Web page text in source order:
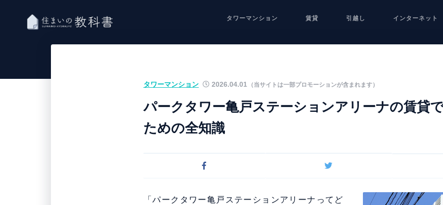
タワーマンション 賃貸 引越し インターネット
（当サイトは一部プロモーションが含まれます）
タワーマンション 2026.04.01
パークタワー亀戸ステーションアリーナの賃貸
ための全知識
「パークタワー亀戸ステーションアリーナってど